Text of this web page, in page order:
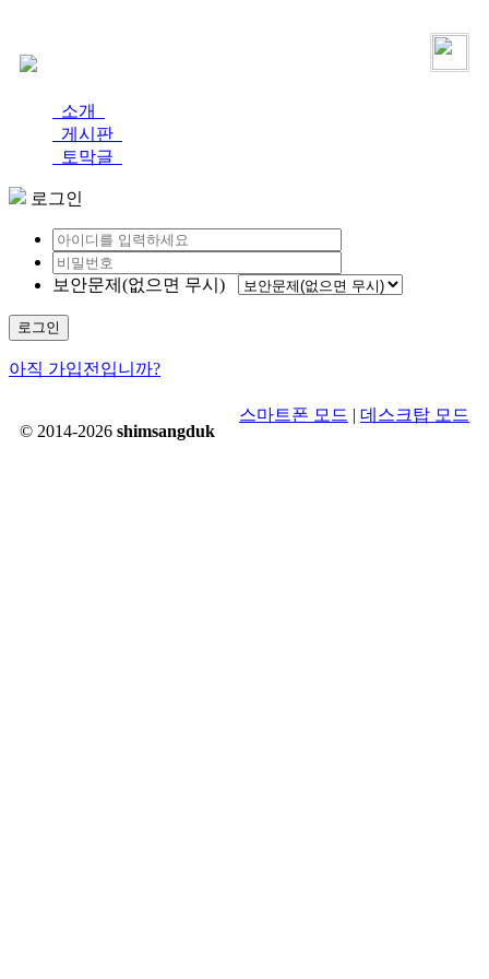
소개
게시판
토막글
로그인
보안문제(없으면 무시)
로그인
아직 가입전입니까?
© 2014-2026 shimsangduk
스마트폰 모드 | 데스크탑 모드